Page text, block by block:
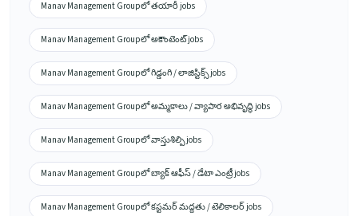
Manav Management Groupలో తయారీ jobs
Manav Management Groupలో అకౌంటెంట్ jobs
Manav Management Groupలో గిడ్డంగి / లాజిస్టిక్స్ jobs
Manav Management Groupలో అమ్మకాలు / వ్యాపార అభివృద్ధి jobs
Manav Management Groupలో వాస్తుశిల్పి jobs
Manav Management Groupలో బ్యాక్ ఆఫీస్ / డేటా ఎంట్రీ jobs
Manav Management Groupలో కస్టమర్ మద్దతు / టెలికాలర్ jobs